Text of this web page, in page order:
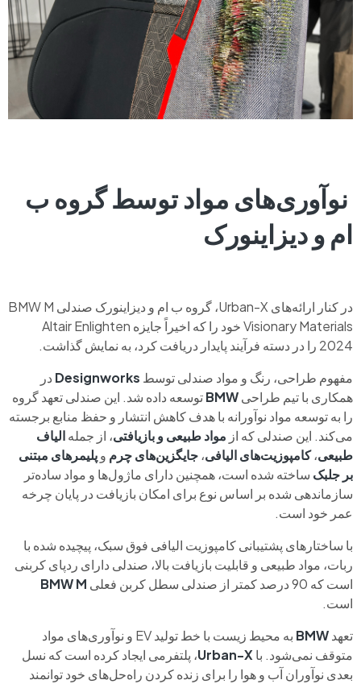
نوآوری‌های مواد توسط گروه ب
ام و دیزاینورک
در کنار ارائه‌های Urban-X، گروه ب ام و دیزاینورک صندلی BMW M
Visionary Materials خود را که اخیراً جایزه Altair Enlighten
2024 را در دسته فرآیند پایدار دریافت کرد، به نمایش گذاشت.
مفهوم طراحی، رنگ و مواد صندلی توسط Designworks در
همکاری با تیم طراحیBMWتوسعه داده شد. این صندلی تعهد گروه
را به توسعه مواد نوآورانه با هدف کاهش انتشار و حفظ منابع برجسته
می‌کند. این صندلی که از مواد طبیعی و بازیافتی، از جملهالیاف
طبیعی،کامپوزیت‌های الیافی،جایگزین‌های چرم وپلیمرهای مبتنی
بر جلبک ساخته شده است، همچنین دارای ماژول‌ها و مواد ساده‌تر
سازماندهی شده بر اساس نوع برای امکان بازیافت در پایان چرخه
عمر خود است.
با ساختارهای پشتیبانی کامپوزیت الیافی فوق سبک، پیچیده شده با
ربات، مواد طبیعی و قابلیت بازیافت بالا، صندلی دارای ردپای کربنی
است که 90 درصد کمتر از صندلی سطل کربن فعلی
BMWM
است.
تعهدBMW
به محیط زیست با خط تولید EV و نوآوری‌های مواد
متوقف نمی‌شود. باUrban-X، پلتفرمی ایجاد کرده است که نسل
بعدی نوآوران آب و هوا را برای زنده کردن راه‌حل‌های خود توانمند